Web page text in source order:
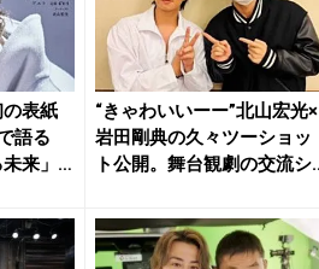
表紙
語る
来」
“きゃわいいーー”北山宏光×
岩田剛典の久々ツーショッ
ト公開。舞台観劇の交流シ